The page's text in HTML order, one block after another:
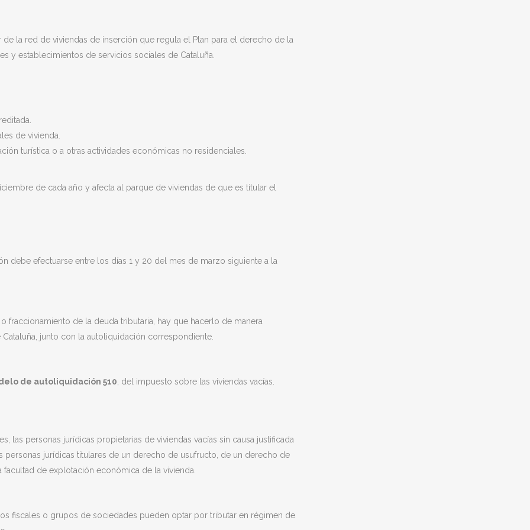
la red de viviendas de inserción que regula el Plan para el derecho de la
y establecimientos de servicios sociales de Cataluña.
de vivienda.
turística o a otras actividades económicas no residenciales.
de cada año y afecta al parque de viviendas de que es titular el
debe efectuarse entre los días 1 y 20 del mes de marzo siguiente a la
fraccionamiento de la deuda tributaria, hay que hacerlo de manera
junto con la autoliquidación correspondiente.
de autoliquidación 510, del impuesto sobre las viviendas vacías.
las personas jurídicas propietarias de viviendas vacías sin causa justificada
personas jurídicas titulares de un derecho de usufructo, de un derecho de
de explotación económica de la vivienda.
fiscales o grupos de sociedades pueden optar por tributar en régimen de